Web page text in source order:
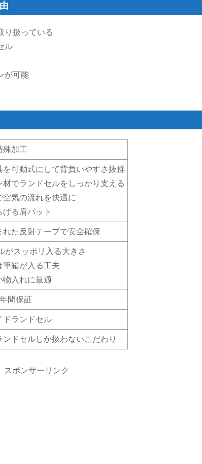
り扱っている
ル
が可能
殊加工
を可動式にして背負いやすさ抜群
材でランドセルをしっかり支える
空気の流れを快適に
げる肩パット
れた反射テープで安全確保
がスッポリ入る大きさ
筆箱が入る工夫
物入れに最適
間保証
ドランドセル
ンドセルしか扱わないこだわり
スポンサーリンク